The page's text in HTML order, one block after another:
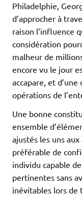
Philadelphie,
d’approcher à
raison l’influence
considération
malheur de
encore vu le jour
accapare, et
opérations de
Une bonne
ensemble
ajustés les uns aux
préférable de
individu capable
pertinentes sans
inévitables lors de